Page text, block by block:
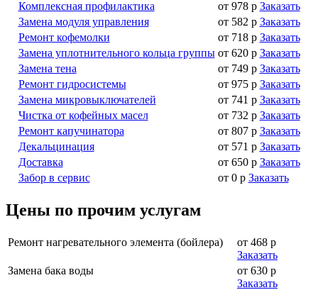
Комплексная профилактика
от 978 р Заказать
Замена модуля управления
от 582 р Заказать
Ремонт кофемолки
от 718 р Заказать
Замена уплотнительного кольца группы от 620 р Заказать
Замена тена
от 749 р Заказать
Ремонт гидросистемы
от 975 р Заказать
Замена микровыключателей
от 741 р Заказать
Чистка от кофейных масел
от 732 р Заказать
Ремонт капучинатора
от 807 р Заказать
Декальцинация
от 571 р Заказать
Доставка
от 650 р Заказать
Забор в сервис
от 0 р Заказать
Цены по прочим услугам
Ремонт нагревательного элемента (бойлера)
от 468 р
Заказать
Замена бака воды
от 630 р
Заказать